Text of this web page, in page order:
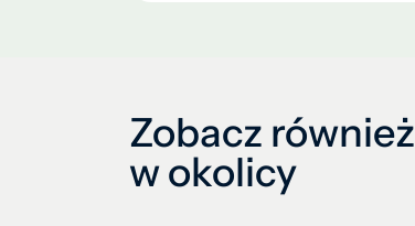
Zobacz również
w okolicy